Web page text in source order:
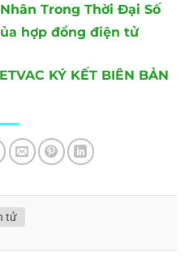
Trong Thời Đại Số
hợp đồng điện tử
KÝ KẾT BIÊN BẢN
tử